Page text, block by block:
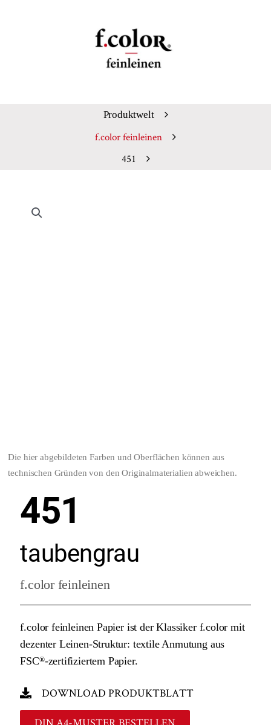
Produktwelt
f.color feinleinen
451
Die hier abgebildeten Farben und Oberflächen können aus
technischen Gründen von den Originalmaterialien abweichen.
451
taubengrau
f.color feinleinen
f.color feinleinen Papier ist der Klassiker f.color mit
dezenter Leinen-Struktur: textile Anmutung aus
FSC®-zertifiziertem Papier.
DOWNLOAD PRODUKTBLATT